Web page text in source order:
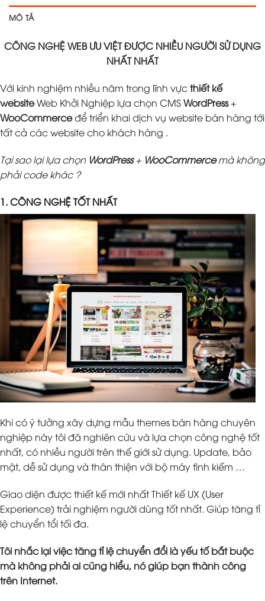
MÔ TẢ
CÔNG NGHỆ WEB ƯU VIỆT ĐƯỢC NHIỀU NGƯỜI SỬ DỤNG
NHẤT NHẤT
Với kinh nghiệm nhiều năm trong lĩnh vựcthiết kế
websiteWeb Khởi Nghiệp lựa chọn CMSWordPress+
WooCommerceđể triển khai dịch vụ website bán hàng tới
tất cả các website cho khách hàng .
Tại sao lại lựa chọn WordPress+ WooCommercemà không
phải code khác ?
1. CÔNG NGHỆ TỐT NHẤT
Khi có ý tưởng xây dựng mẫu themes bán hàng chuyên
nghiệp này tôi đã nghiên cứu và lựa chọn công nghệ tốt
nhất, có nhiều người trên thế giới sử dụng. Update, bảo
mật, dễ sử dụng và thân thiện với bộ máy tình kiếm …
Giao diện được thiết kế mới nhất Thiết kế UX (User
Experience) trải nghiệm người dùng tốt nhất. Giúp tăng tỉ
lệ chuyển tổi tối đa.
Tôi nhắc lại việc tăng tỉ lệ chuyển đổi là yếu tố bắt buộc
mà không phải ai cũng hiểu, nó giúp bạn thành công
trên Internet.